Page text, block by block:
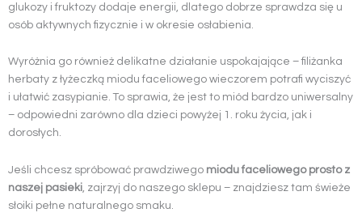
glukozy i fruktozy dodaje energii, dlatego dobrze sprawdza się u
osób aktywnych fizycznie i w okresie osłabienia.
Wyróżnia go również delikatne działanie uspokajające – filiżanka
herbaty z łyżeczką miodu faceliowego wieczorem potrafi wyciszyć
i ułatwić zasypianie. To sprawia, że jest to miód bardzo uniwersalny
– odpowiedni zarówno dla dzieci powyżej 1. roku życia, jak i
dorosłych.
Jeśli chcesz spróbować prawdziwego miodu faceliowego prosto z
naszej pasieki, zajrzyj do naszego sklepu – znajdziesz tam świeże
słoiki pełne naturalnego smaku.